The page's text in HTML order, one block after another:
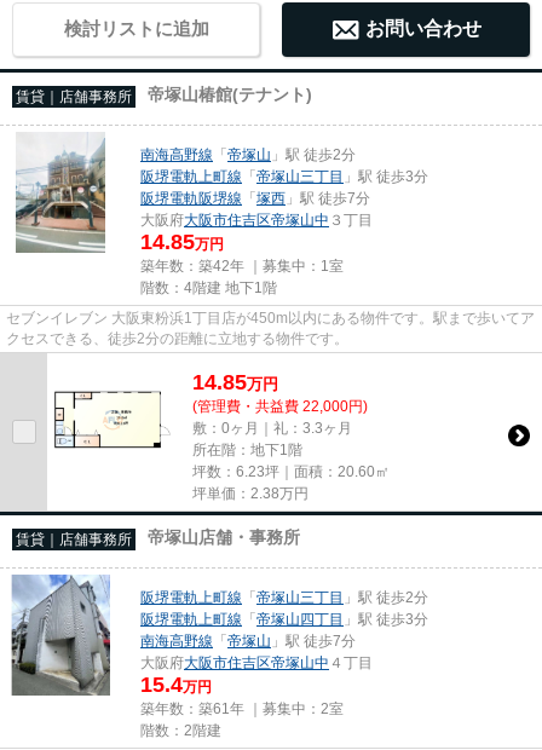
検討リストに追加 お問い合わせ
賃貸｜店舗事務所 帝塚山椿館(テナント)
南海高野線 「帝塚山 」駅 徒歩2分
阪堺電軌上町線 「帝塚山三丁目 」駅 徒歩3分
阪堺電軌阪堺線 「塚西 」駅 徒歩7分
大阪府大阪市住吉区帝塚山中 ３丁目
14.85万円
築年数：築42年 ｜募集中： 1室
階数：4階建 地下1階
セブンイレブン 大阪東粉浜1丁目店が450m以内にある物件です。駅まで歩いてア
クセスできる、徒歩2分の距離に立地する物件です。
14.85万円
(管理費・共益費 22,000円)
敷：0ヶ月｜礼：3.3ヶ月
所在階：地下1階
坪数：6.23坪｜面積：20.60㎡
坪単価： 2.38万円
賃貸｜店舗事務所 帝塚山店舗・事務所
阪堺電軌上町線 「帝塚山三丁目 」駅 徒歩2分
阪堺電軌上町線 「帝塚山四丁目 」駅 徒歩3分
南海高野線 「帝塚山 」駅 徒歩7分
大阪府大阪市住吉区帝塚山中 ４丁目
15.4万円
築年数：築61年 ｜募集中： 2室
階数：2階建